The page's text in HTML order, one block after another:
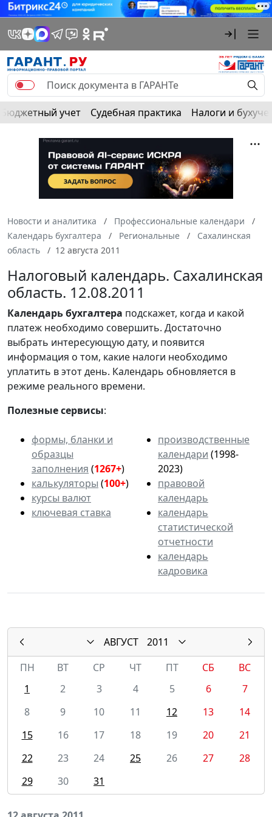
Бюджетный учет Судебная практика Налоги и
Новости и аналитика
Профессиональные календари
Календарь бухгалтера
Региональные
Сахалинская
область
12 августа 2011
Налоговый календарь. Сахалинская
область. 12.08.2011
Календарьбухгалтера подскажет, когда и какой
платеж необходимо совершить. Достаточно
выбрать интересующую дату, и появится
информация о том, какие налоги необходимо
уплатить в этот день. Календарь обновляется в
режиме реального времени.
Полезные сервисы:
формы, бланки и
образцы
заполнения (1267+)
калькуляторы (100+)
курсы валют
ключевая ставка
производственные
календари (1998-
2023)
правовой
календарь
календарь
статистической
отчетности
календарь
кадровика
АВГУСТ
2011
ПН
ВТ СР ЧТ ПТ СБ
ВС
1
2 3 4 5 6
7
8
9 10 11 12 13
14
15
16 17 18 19 20
21
22
23 24 25 26 27
28
29
30 31